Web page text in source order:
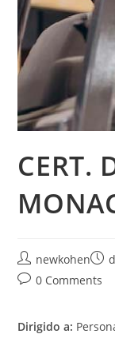
CERT.
newkohen
0 Comments
Dirigido a: